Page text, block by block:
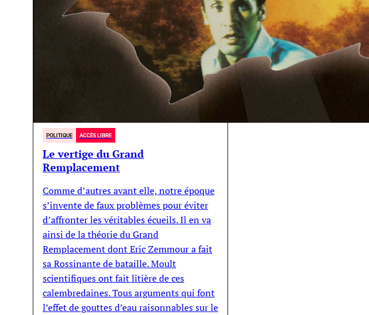
POLITIQUE ACCÈS LIBRE
Le vertige du Grand
Remplacement
Comme d’autres avant elle, notre époque
s’invente de faux problèmes pour éviter
d’affronter les véritables écueils. Il en va
ainsi de la théorie du Grand
Remplacement dont Eric Zemmour a fait
sa Rossinante de bataille. Moult
scientifiques ont fait litière de ces
calembredaines. Tous arguments qui font
l’effet de gouttes d’eau raisonnables sur le